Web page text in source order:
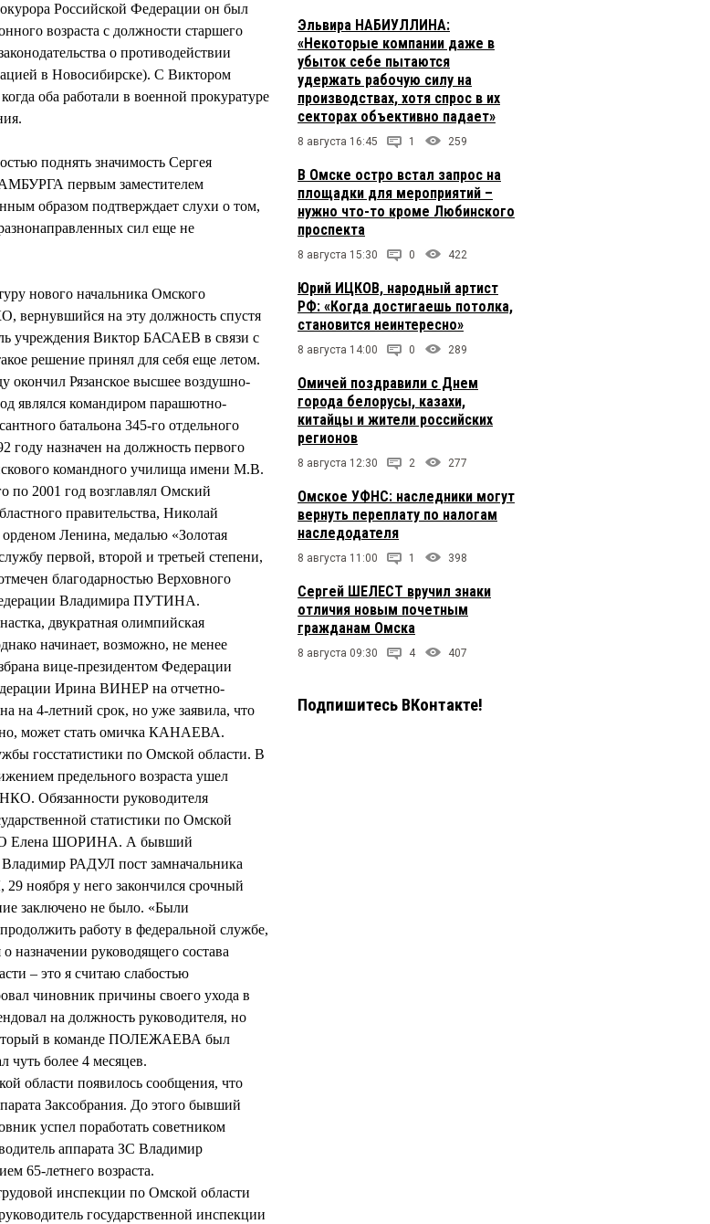
Российской Федерации он был
возраста с должности старшего
о противодействии
в Новосибирске). С Виктором
оба работали в военной прокуратуре
поднять значимость Сергея
первым заместителем
образом подтверждает слухи о том,
сил еще не
нового начальника Омского
вернувшийся на эту должность спустя
учреждения Виктор БАСАЕВ в связи с
решение принял для себя еще летом.
Рязанское высшее воздушно-
являлся командиром парашютно-
батальона 345-го отдельного
году назначен на должность первого
командного училища имени М.В.
по 2001 год возглавлял Омский
правительства, Николай
Ленина, медалью «Золотая
первой, второй и третьей степени,
благодарностью Верховного
Владимира ПУТИНА.
двукратная олимпийская
начинает, возможно, не менее
вице-президентом Федерации
Ирина ВИНЕР на отчетно-
на 4-летний срок, но уже заявила, что
может стать омичка КАНАЕВА.
госстатистики по Омской области. В
предельного возраста ушел
Обязанности руководителя
статистики по Омской
Елена ШОРИНА. А бывший
РАДУЛ пост замначальника
ноября у него закончился срочный
заключено не было. «Были
работу в федеральной службе,
назначении руководящего состава
– это я считаю слабостью
чиновник причины своего ухода в
на должность руководителя, но
в команде ПОЛЕЖАЕВА был
чуть более 4 месяцев.
области появилось сообщения, что
Заксобрания. До этого бывший
успел поработать советником
аппарата ЗС Владимир
65-летнего возраста.
инспекции по Омской области
государственной инспекции
Эльвира НАБИУЛЛИНА:
«Некоторые компании даже в
убыток себе пытаются
удержать рабочую силу на
производствах, хотя спрос в их
секторах объективно падает»
8 августа 16:45 1 259
В Омске остро встал запрос на
площадки для мероприятий –
нужно что-то кроме Любинского
проспекта
8 августа 15:30 0 422
Юрий ИЦКОВ, народный артист
РФ: «Когда достигаешь потолка,
становится неинтересно»
8 августа 14:00 0 289
Омичей поздравили с Днем
города белорусы, казахи,
китайцы и жители российских
регионов
8 августа 12:30 2 277
Омское УФНС: наследники могут
вернуть переплату по налогам
наследодателя
8 августа 11:00 1 398
Сергей ШЕЛЕСТ вручил знаки
отличия новым почетным
гражданам Омска
8 августа 09:30 4 407
Подпишитесь ВКонтакте!